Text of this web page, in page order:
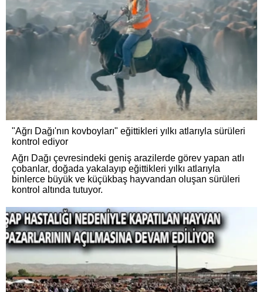
"Ağrı Dağı'nın kovboyları" eğittikleri yılkı atlarıyla sürüleri
kontrol ediyor
Ağrı Dağı çevresindeki geniş arazilerde görev yapan atlı
çobanlar, doğada yakalayıp eğittikleri yılkı atlarıyla
binlerce büyük ve küçükbaş hayvandan oluşan sürüleri
kontrol altında tutuyor.